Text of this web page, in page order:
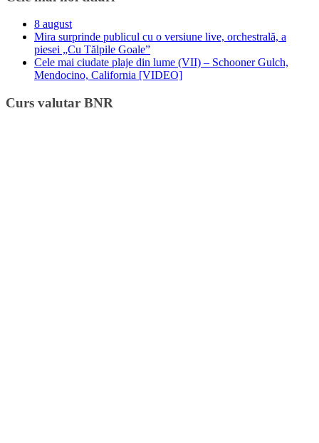
8 august
Mira surprinde publicul cu o versiune live, orchestrală, a
piesei „Cu Tălpile Goale”
Cele mai ciudate plaje din lume (VII) – Schooner Gulch,
Mendocino, California [VIDEO]
Curs valutar BNR